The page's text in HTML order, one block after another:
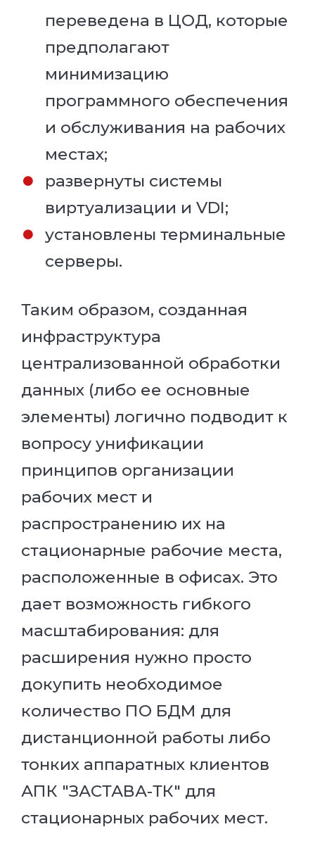
переведена в ЦОД, которые
предполагают
минимизацию
программного обеспечения
и обслуживания на рабочих
местах;
развернуты системы
виртуализации и VDI;
установлены терминальные
серверы.
Таким образом, созданная
инфраструктура
централизованной обработки
данных (либо ее основные
элементы) логично подводит к
вопросу унификации
принципов организации
рабочих мест и
распространению их на
стационарные рабочие места,
расположенные в офисах. Это
дает возможность гибкого
масштабирования: для
расширения нужно просто
докупить необходимое
количество ПО БДМ для
дистанционной работы либо
тонких аппаратных клиентов
АПК "ЗАСТАВА-ТК" для
стационарных рабочих мест.